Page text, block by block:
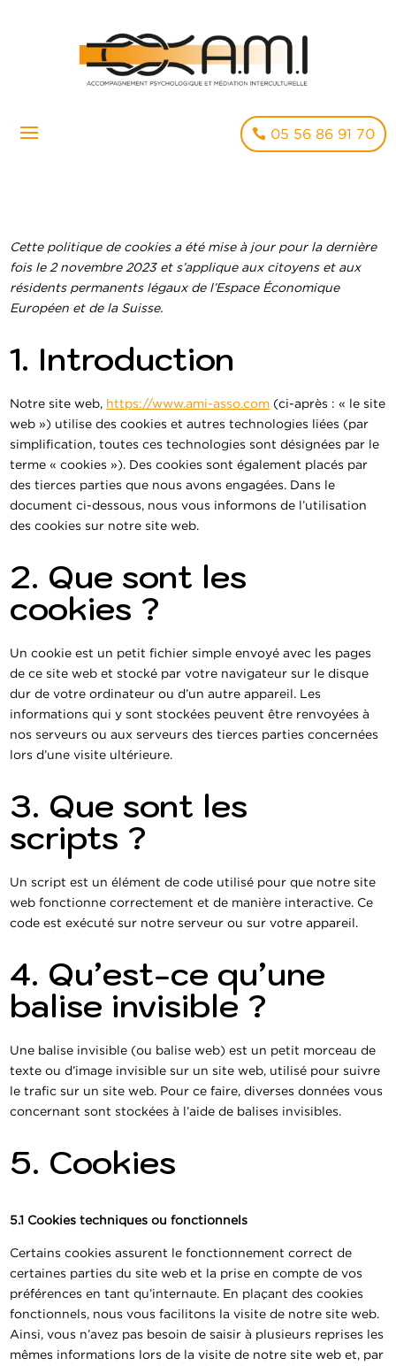
05 56 86 91 70
Cette politique de cookies a été mise à jour pour la dernière
fois le 2 novembre 2023 et s’applique aux citoyens et aux
résidents permanents légaux de l’Espace Économique
Européen et de la Suisse.
1. Introduction
Notre site web, https://www.ami-asso.com (ci-après : « le site
web ») utilise des cookies et autres technologies liées (par
simplification, toutes ces technologies sont désignées par le
terme « cookies »). Des cookies sont également placés par
des tierces parties que nous avons engagées. Dans le
document ci-dessous, nous vous informons de l’utilisation
des cookies sur notre site web.
2. Que sont les
cookies ?
Un cookie est un petit fichier simple envoyé avec les pages
de ce site web et stocké par votre navigateur sur le disque
dur de votre ordinateur ou d’un autre appareil. Les
informations qui y sont stockées peuvent être renvoyées à
nos serveurs ou aux serveurs des tierces parties concernées
lors d’une visite ultérieure.
3. Que sont les
scripts ?
Un script est un élément de code utilisé pour que notre site
web fonctionne correctement et de manière interactive. Ce
code est exécuté sur notre serveur ou sur votre appareil.
4. Qu’est-ce qu’une
balise invisible ?
Une balise invisible (ou balise web) est un petit morceau de
texte ou d’image invisible sur un site web, utilisé pour suivre
le trafic sur un site web. Pour ce faire, diverses données vous
concernant sont stockées à l’aide de balises invisibles.
5. Cookies
5.1 Cookies techniques ou fonctionnels
Certains cookies assurent le fonctionnement correct de
certaines parties du site web et la prise en compte de vos
préférences en tant qu’internaute. En plaçant des cookies
fonctionnels, nous vous facilitons la visite de notre site web.
Ainsi, vous n’avez pas besoin de saisir à plusieurs reprises les
mêmes informations lors de la visite de notre site web et, par